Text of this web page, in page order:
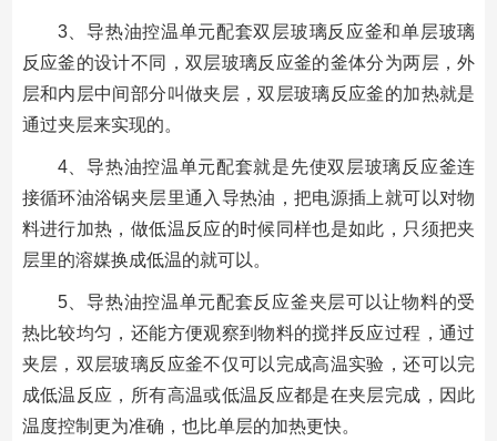
3、导热油控温单元配套双层玻璃反应釜和单层玻璃
反应釜的设计不同，双层玻璃反应釜的釜体分为两层，外
层和内层中间部分叫做夹层，双层玻璃反应釜的加热就是
通过夹层来实现的。
4、导热油控温单元配套就是先使双层玻璃反应釜连
接循环油浴锅夹层里通入导热油，把电源插上就可以对物
料进行加热，做低温反应的时候同样也是如此，只须把夹
层里的溶媒换成低温的就可以。
5、导热油控温单元配套反应釜夹层可以让物料的受
热比较均匀，还能方便观察到物料的搅拌反应过程，通过
夹层，双层玻璃反应釜不仅可以完成高温实验，还可以完
成低温反应，所有高温或低温反应都是在夹层完成，因此
温度控制更为准确，也比单层的加热更快。